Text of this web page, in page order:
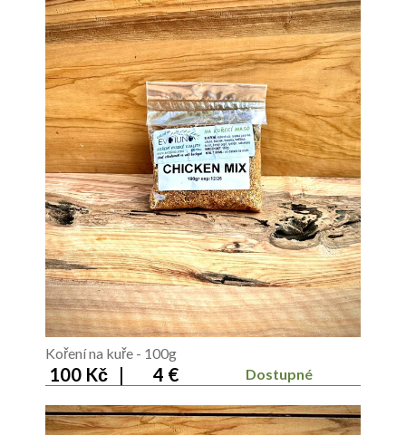
Koření na kuře - 100g
100 Kč | 4 € Dostupné